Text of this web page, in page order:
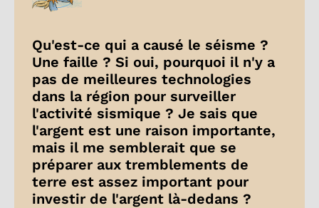
Qu'est-ce qui a causé le séisme ?
Une faille ? Si oui, pourquoi il n'y a
pas de meilleures technologies
dans la région pour surveiller
l'activité sismique ? Je sais que
l'argent est une raison importante,
mais il me semblerait que se
préparer aux tremblements de
terre est assez important pour
investir de l'argent là-dedans ?